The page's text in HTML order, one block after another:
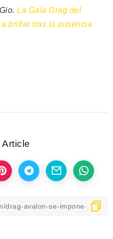
Gio. La Gala Drag del
brillar tras la ausencia